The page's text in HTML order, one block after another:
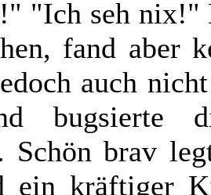
"Ich seh
fand aber
auch
bugsierte
Schön brav
ein kräftiger